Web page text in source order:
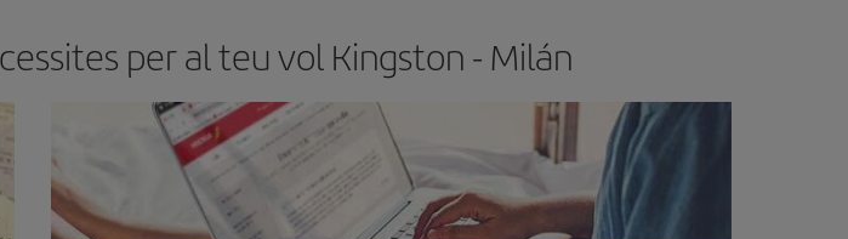
per al teu vol Kingston - Milán